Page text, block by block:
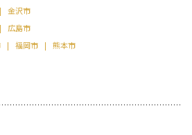
金沢市
広島市
福岡市 熊本市